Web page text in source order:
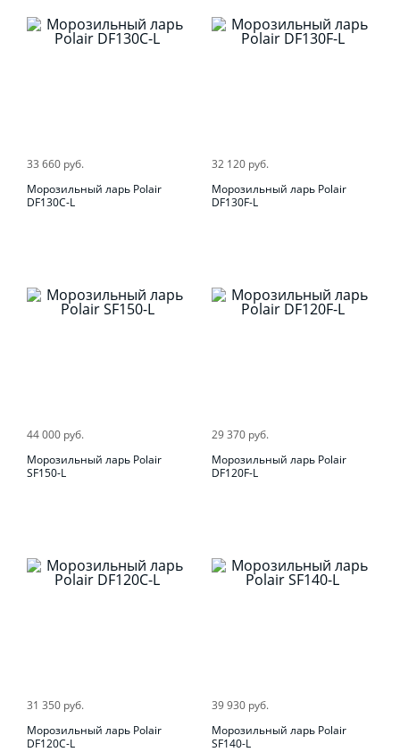
33 660 руб.
Морозильный ларь Polair
DF130C-L
32 120 руб.
Морозильный ларь Polair
DF130F-L
44 000 руб.
Морозильный ларь Polair
SF150-L
29 370 руб.
Морозильный ларь Polair
DF120F-L
31 350 руб.
Морозильный ларь Polair
DF120C-L
39 930 руб.
Морозильный ларь Polair
SF140-L